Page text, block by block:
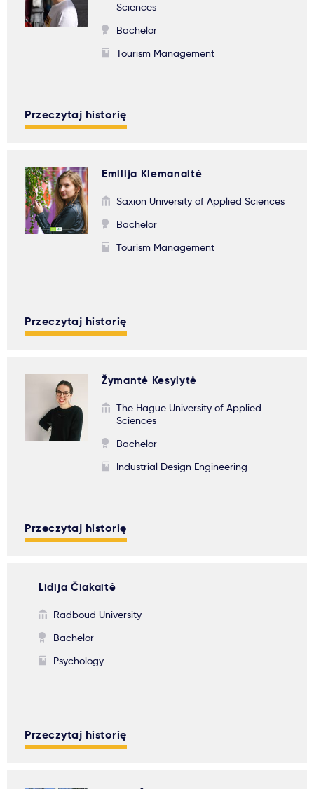
Sciences
Bachelor
Tourism Management
Przeczytaj historię
Emilija Klemanaitė
Saxion University of Applied Sciences
Bachelor
Tourism Management
Przeczytaj historię
Žymantė Kesylytė
The Hague University of Applied
Sciences
Bachelor
Industrial Design Engineering
Przeczytaj historię
Lidija Čiakaitė
Radboud University
Bachelor
Psychology
Przeczytaj historię